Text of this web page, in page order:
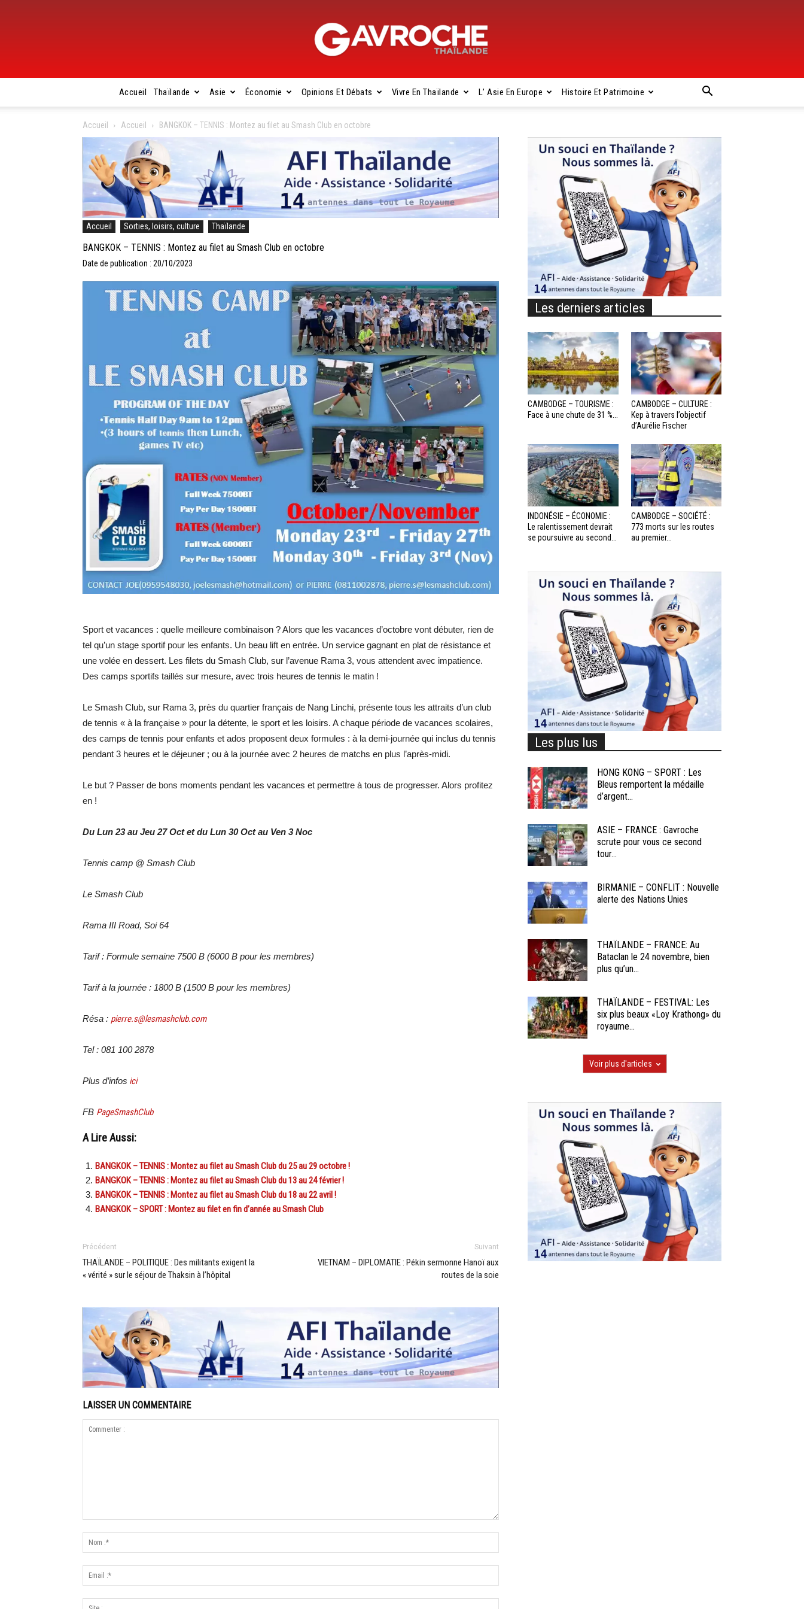
Gavroche
Thaïlande
Accueil Thaïlande Asie Économie Opinions Et Débats Vivre En Thaïlande L’ Asie En Europe Histoire Et Patrimoine
Accueil Accueil BANGKOK – TENNIS : Montez au filet au Smash Club en octobre
Accueil Sorties, loisirs, culture Thaïlande
BANGKOK – TENNIS : Montez au filet au Smash Club en octobre
Date de publication : 20/10/2023
Sport et vacances : quelle meilleure combinaison ? Alors que les vacances d’octobre vont débuter, rien de
tel qu’un stage sportif pour les enfants. Un beau lift en entrée. Un service gagnant en plat de résistance et
une volée en dessert. Les filets du Smash Club, sur l’avenue Rama 3, vous attendent avec impatience.
Des camps sportifs taillés sur mesure, avec trois heures de tennis le matin !
Le Smash Club, sur Rama 3, près du quartier français de Nang Linchi, présente tous les attraits d’un club
de tennis « à la française » pour la détente, le sport et les loisirs. A chaque période de vacances scolaires,
des camps de tennis pour enfants et ados proposent deux formules : à la demi-journée qui inclus du tennis
pendant 3 heures et le déjeuner ; ou à la journée avec 2 heures de matchs en plus l’après-midi.
Le but ? Passer de bons moments pendant les vacances et permettre à tous de progresser. Alors profitez
en !
Du Lun 23 au Jeu 27 Oct et du Lun 30 Oct au Ven 3 Noc
Tennis camp @ Smash Club
Le Smash Club
Rama III Road, Soi 64
Tarif : Formule semaine 7500 B (6000 B pour les membres)
Tarif à la journée : 1800 B (1500 B pour les membres)
Résa : pierre.s@lesmashclub.com
Tel : 081 100 2878
Plus d’infos ici
FB PageSmashClub
A Lire Aussi:
BANGKOK – TENNIS : Montez au filet au Smash Club du 25 au 29 octobre !
BANGKOK – TENNIS : Montez au filet au Smash Club du 13 au 24 février !
BANGKOK – TENNIS : Montez au filet au Smash Club du 18 au 22 avril !
BANGKOK – SPORT : Montez au filet en fin d’année au Smash Club
Précédent
THAÏLANDE – POLITIQUE : Des militants exigent la
« vérité » sur le séjour de Thaksin à l’hôpital
Suivant
VIETNAM – DIPLOMATIE : Pékin sermonne Hanoï aux
routes de la soie
LAISSER UN COMMENTAIRE
Les derniers articles
CAMBODGE – TOURISME :
Face à une chute de 31 %...
CAMBODGE – CULTURE :
Kep à travers l’objectif
d’Aurélie Fischer
INDONÉSIE – ÉCONOMIE :
Le ralentissement devrait
se poursuivre au second...
CAMBODGE – SOCIÉTÉ :
773 morts sur les routes
au premier...
Les plus lus
HONG KONG – SPORT : Les
Bleus remportent la médaille
d’argent...
ASIE – FRANCE : Gavroche
scrute pour vous ce second
tour...
BIRMANIE – CONFLIT : Nouvelle
alerte des Nations Unies
THAÏLANDE – FRANCE: Au
Bataclan le 24 novembre, bien
plus qu’un...
THAÏLANDE – FESTIVAL: Les
six plus beaux «Loy Krathong» du
royaume...
Voir plus d'articles